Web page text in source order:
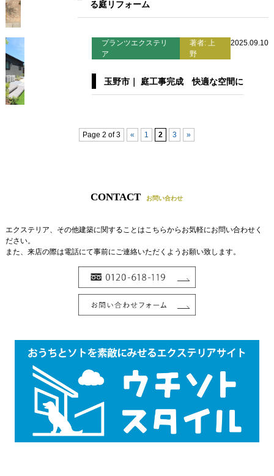
る庭リフォーム
プランツエクステリ
ア
著者: 上
野
2025.09.10
玉野市｜ 庭工事完成 快適な空間に
Page 2 of 3 « 1 2 3 »
CONTACTお問い合わせ
エクステリア、その他建築に関することはこちらからお気軽にお問い合わせく
ださい。
また、来店の際は電話にて事前にご連絡いただくようお願い致します。